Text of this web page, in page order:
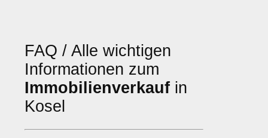
FAQ / Alle wichtigen
Informationen zum
Immobilienverkauf in
Kosel